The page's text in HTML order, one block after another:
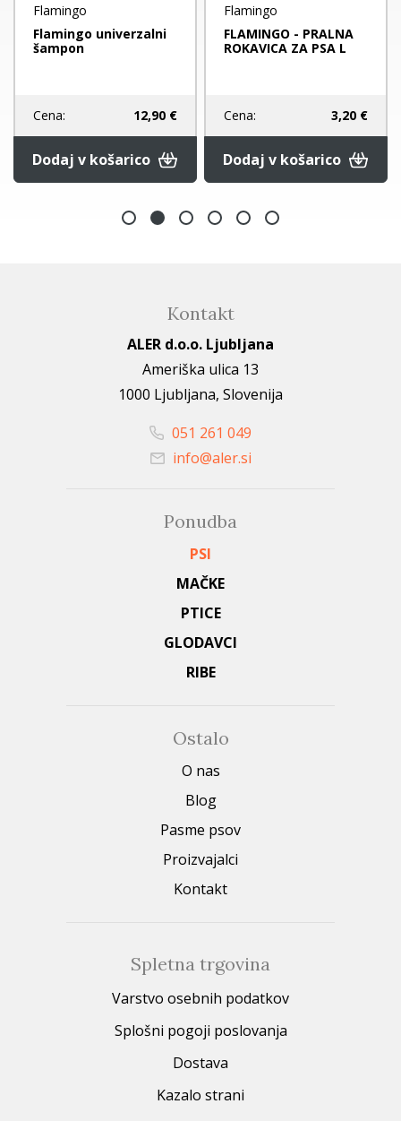
Flamingo
Flamingo univerzalni
šampon
Cena: 12,90 €
Dodaj v košarico
Flamingo
FLAMINGO - PRALNA
ROKAVICA ZA PSA L
Cena: 3,20 €
Dodaj v košarico
Kontakt
ALER d.o.o. Ljubljana
Ameriška ulica 13
1000 Ljubljana, Slovenija
051 261 049
info@aler.si
Ponudba
PSI
MAČKE
PTICE
GLODAVCI
RIBE
Ostalo
O nas
Blog
Pasme psov
Proizvajalci
Kontakt
Spletna trgovina
Varstvo osebnih podatkov
Splošni pogoji poslovanja
Dostava
Kazalo strani